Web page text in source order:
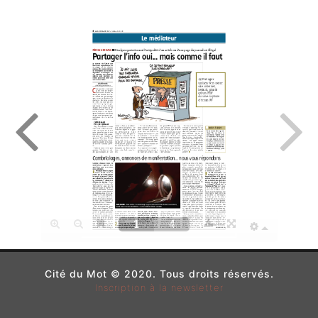
Cité du Mot © 2020. Tous droits réservés.
Inscription à la newsletter